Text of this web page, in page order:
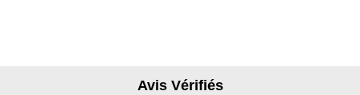
Avis Vérifiés